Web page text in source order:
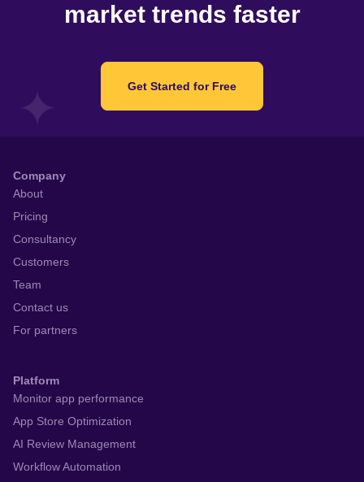
ベンチャー企業への就職活動に利用したい ・エントリーシ
就活生専門の就職活動アプリを探している ・就活マッチン
グアプリを利用し、自分に向いている職業に就職したい ・
ネット就活に活用できる就活情報が満載のリクルート系ア
企業研究に役立つ就活ニュースが無料で読める就活マッチ
メールの送り方など一般常識をしっかり学びたい ・新卒採
用に的を絞ったリクルート系アプリで文系就職活動に必要
な情報を集めたい ・就職試験の対策用に、就活生に人気の
就職アプリを探している ・BIZREACH（ビズリーチ)の就
活アプリで、ネット就活の準備をしたい ・就活生みんなの
体験記も読める就活アプリが欲しい ・大学生向けの就活情
が欲しい ・就活セミナーや企業説明会、合同説明会などの
就活ニュースが豊富な新卒向けのリクルート系アプリを利
用したい ◇その他、こんな方にもおすすめです◇ ・卒業し
た先輩にOB/OG訪問を依頼できる就活アプリを探している
・文系就活の就活浪人中なので、就活テストで行う作文対
market trends faster
Get Started for Free
Company
About
Pricing
Consultancy
Customers
Team
Contact us
For partners
Platform
Monitor app performance
App Store Optimization
AI Review Management
Workflow Automation